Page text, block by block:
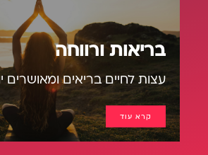
בריאות ורווחה
עצות לחיים בריאים ומאושרים
קרא עוד